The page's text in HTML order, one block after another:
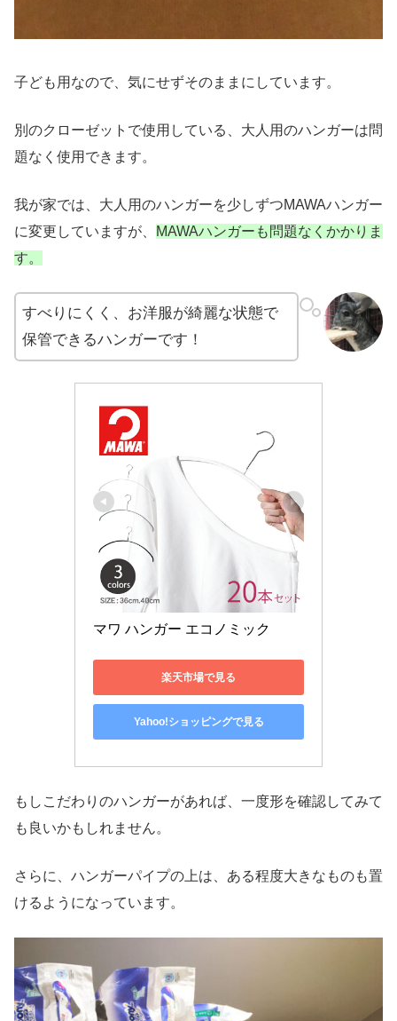
子ども用なので、気にせずそのままにしています。
別のクローゼットで使用している、大人用のハンガーは問
題なく使用できます。
我が家では、大人用のハンガーを少しずつMAWAハンガー
に変更していますが、
MAWAハンガーも問題なくかかりま
す。
すべりにくく、お洋服が綺麗な状態で
保管できるハンガーです！
マワ ハンガー エコノミック
楽天市場で見る
Yahoo!ショッピングで見る
もしこだわりのハンガーがあれば、一度形を確認してみて
も良いかもしれません。
さらに、ハンガーパイプの上は、ある程度大きなものも置
けるようになっています。